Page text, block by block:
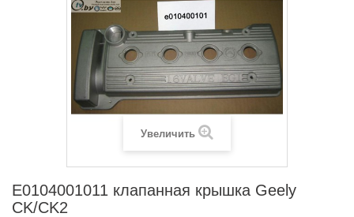
Увеличить
E0104001011 клапанная крышка Geely
CK/CK2